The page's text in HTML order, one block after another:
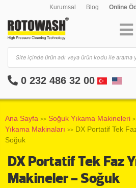
Kurumsal Blog Online
0 232 486 32 00
Ana Sayfa >> Soğuk Yıkama Makineleri
Yıkama Makinaları >> DX Portatif Tek
Soğuk
DX Portatif Tek Faz
Makineler - Soğuk